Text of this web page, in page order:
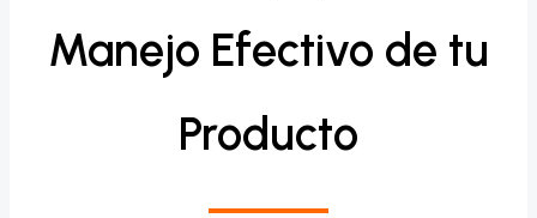
Manejo Efectivo de tu
Producto